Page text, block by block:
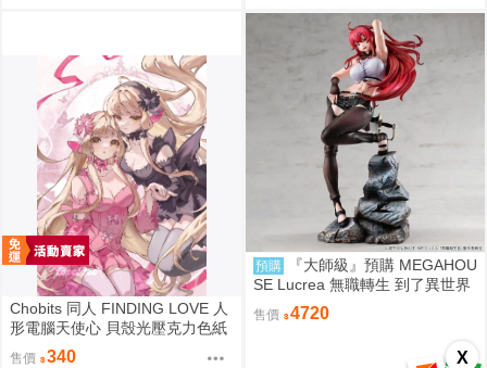
X
Chobits 同人 FINDING LOVE 人
形電腦天使心 貝殼光壓克力色紙
姊妹 繪師：Bee Bee
售價 340
預購
『大師級』預購 MEGAHOU
SE Lucrea 無職轉生 到了異世界
就拿出真本事 艾莉絲·格雷拉特
售價 4720